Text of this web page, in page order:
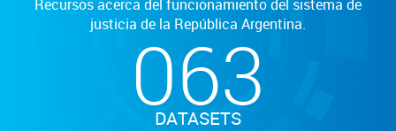
Recursos acerca del funcionamiento del sistema de
justicia de la República Argentina.
063
DATASETS